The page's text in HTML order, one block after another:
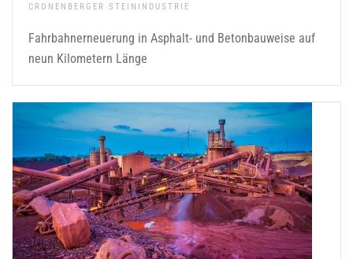
CRONENBERGER STEININDUSTRIE
Fahrbahnerneuerung in Asphalt- und Betonbauweise auf
neun Kilometern Länge